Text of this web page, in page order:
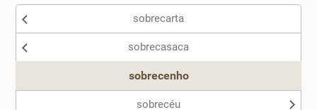
Nenhum dos sinônimos apresentados me ajudou
sobrecarta
sobrecasaca
sobrecenho
sobrecéu